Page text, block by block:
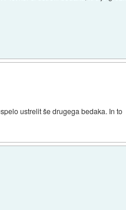
ustrelit še drugega bedaka. In to